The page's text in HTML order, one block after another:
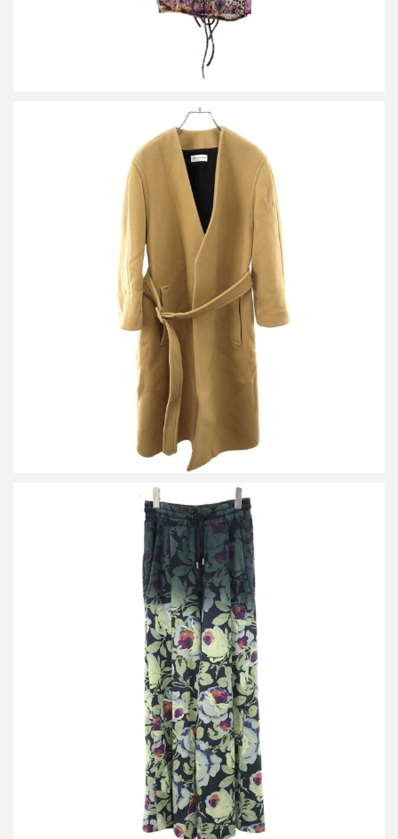
ドリスヴァンノッテン ノーカラー ベルテッドコート
詳しく見る
ドリスヴァンノッテン 20SS ボタニカルグラデーション スウェッ
トイージーパンツ
買取金額21,250円
詳しく見る